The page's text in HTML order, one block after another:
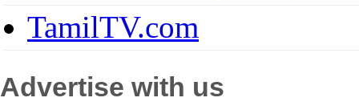
TamilTV.com
Advertise with us